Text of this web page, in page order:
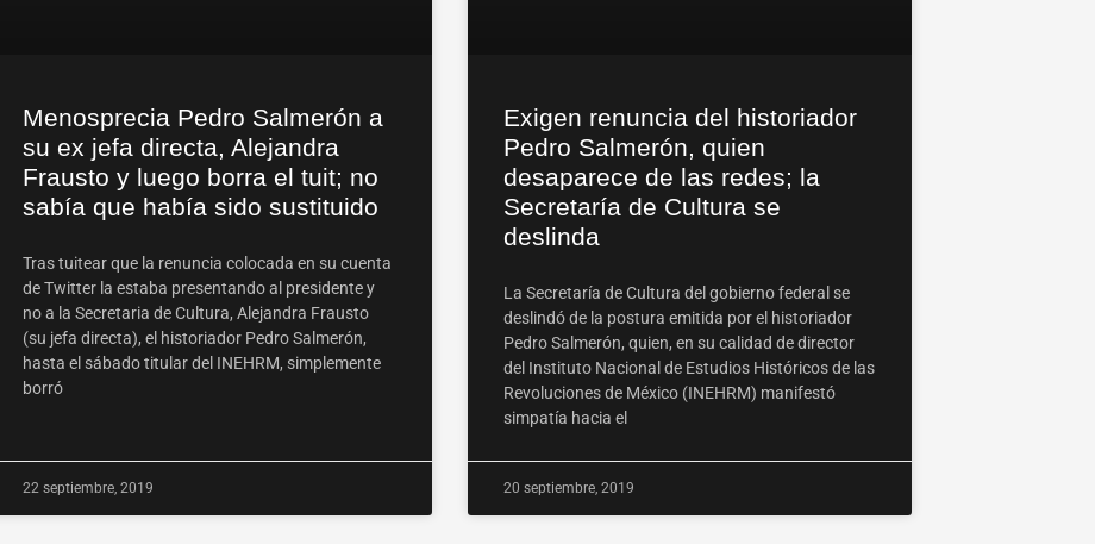
Menosprecia Pedro Salmerón a
su ex jefa directa, Alejandra
Frausto y luego borra el tuit; no
sabía que había sido sustituido
Tras tuitear que la renuncia colocada en su cuenta
de Twitter la estaba presentando al presidente y
no a la Secretaria de Cultura, Alejandra Frausto
(su jefa directa), el historiador Pedro Salmerón,
hasta el sábado titular del INEHRM, simplemente
borró
22 septiembre, 2019
Exigen renuncia del historiador
Pedro Salmerón, quien
desaparece de las redes; la
Secretaría de Cultura se
deslinda
La Secretaría de Cultura del gobierno federal se
deslindó de la postura emitida por el historiador
Pedro Salmerón, quien, en su calidad de director
del Instituto Nacional de Estudios Históricos de las
Revoluciones de México (INEHRM) manifestó
simpatía hacia el
20 septiembre, 2019